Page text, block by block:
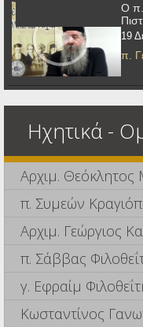
Ο π.
19
π.
Ηχητικά -
Αρχιμ. Θεόκλητος
π. Συμεών
Αρχιμ. Γεώργιος
π. Σάββας
γ. Εφραίμ
Κωσταντίνος